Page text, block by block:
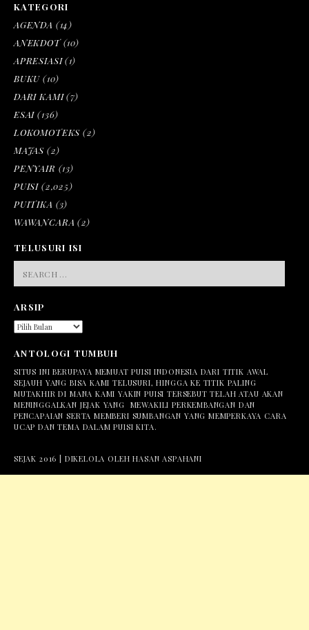
KATEGORI
AGENDA (14)
ANEKDOT(10)
APRESIASI(1)
BUKU (10)
DARI KAMI(7)
ESAI (136)
LOKOMOTEKS (2)
MAJAS (2)
PENYAIR (13)
PUISI (2,025)
PUITIKA (3)
WAWANCARA (2)
TELUSURI ISI
FOR:
ARSIP
ARSIP
ANTOLOGI TUMBUH
SITUS INI BERUPAYA MEMUAT PUISI INDONESIA DARI TITIK AWAL
SEJAUH YANG BISA KAMI TELUSURI, HINGGA KE TITIK PALING
MUTAKHIR DI MANA KAMI YAKIN PUISI TERSEBUT TELAH ATAU AKAN
MENINGGALKAN JEJAK YANG MEWAKILI PERKEMBANGAN DAN
PENCAPAIAN SERTA MEMBERI SUMBANGAN YANG MEMPERKAYA CARA
UCAP DAN TEMA DALAM PUISI KITA.
SEJAK 2016 | DIKELOLA OLEH HASAN ASPAHANI